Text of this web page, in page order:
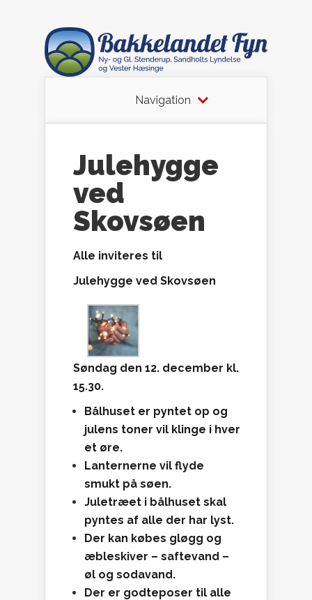
Navigation
Julehygge
ved
Skovsøen
Alle inviteres til
Julehygge ved Skovsøen
Søndag den 12. december kl.
15.30.
Bålhuset er pyntet op og
julens toner vil klinge i hver
et øre.
Lanternerne vil flyde
smukt på søen.
Juletræet i bålhuset skal
pyntes af alle der har lyst.
Der kan købes gløgg og
æbleskiver – saftevand –
øl og sodavand.
Der er godteposer til alle